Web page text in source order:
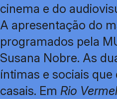
cinema e do
A apresentação do
programados pela
Susana Nobre. As
íntimas e sociais
casais. Em Rio